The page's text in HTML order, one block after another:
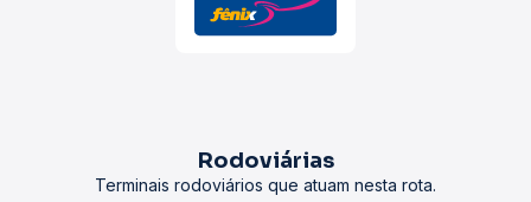
Rodoviárias
Terminais rodoviários que atuam nesta rota.